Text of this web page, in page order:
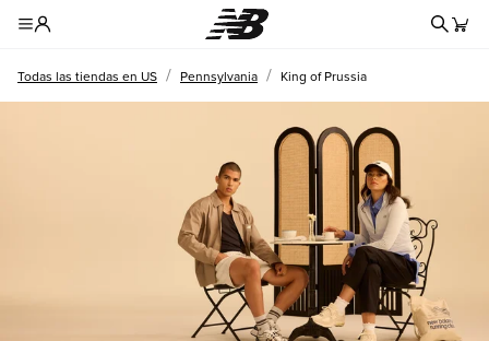
Todas las tiendas en US / Pennsylvania / King of Prussia